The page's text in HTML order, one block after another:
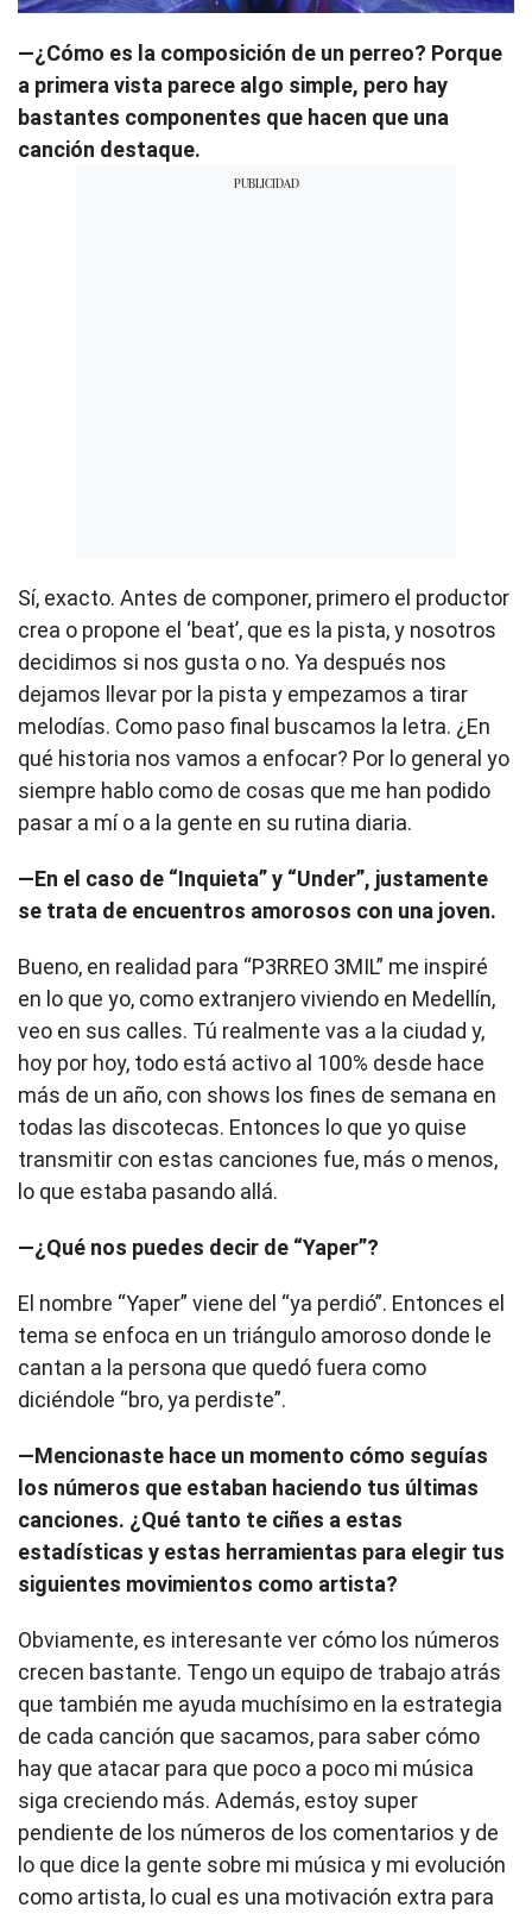
—¿Cómo es la composición de un perreo? Porque
a primera vista parece algo simple, pero hay
bastantes componentes que hacen que una
canción destaque.
Sí, exacto. Antes de componer, primero el productor
crea o propone el ‘beat’, que es la pista, y nosotros
decidimos si nos gusta o no. Ya después nos
dejamos llevar por la pista y empezamos a tirar
melodías. Como paso final buscamos la letra. ¿En
qué historia nos vamos a enfocar? Por lo general yo
siempre hablo como de cosas que me han podido
pasar a mí o a la gente en su rutina diaria.
—En el caso de “Inquieta” y “Under”, justamente
se trata de encuentros amorosos con una joven.
Bueno, en realidad para “P3RREO 3MIL” me inspiré
en lo que yo, como extranjero viviendo en Medellín,
veo en sus calles. Tú realmente vas a la ciudad y,
hoy por hoy, todo está activo al 100% desde hace
más de un año, con shows los fines de semana en
todas las discotecas. Entonces lo que yo quise
transmitir con estas canciones fue, más o menos,
lo que estaba pasando allá.
—¿Qué nos puedes decir de “Yaper”?
El nombre “Yaper” viene del “ya perdió”. Entonces el
tema se enfoca en un triángulo amoroso donde le
cantan a la persona que quedó fuera como
diciéndole “bro, ya perdiste”.
—Mencionaste hace un momento cómo seguías
los números que estaban haciendo tus últimas
canciones. ¿Qué tanto te ciñes a estas
estadísticas y estas herramientas para elegir tus
siguientes movimientos como artista?
Obviamente, es interesante ver cómo los números
crecen bastante. Tengo un equipo de trabajo atrás
que también me ayuda muchísimo en la estrategia
de cada canción que sacamos, para saber cómo
hay que atacar para que poco a poco mi música
siga creciendo más. Además, estoy super
pendiente de los números de los comentarios y de
lo que dice la gente sobre mi música y mi evolución
como artista, lo cual es una motivación extra para